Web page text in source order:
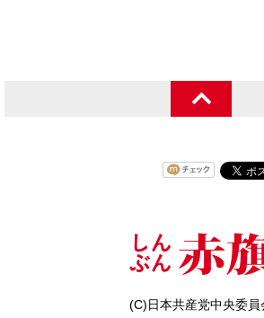
(C)日本共産党中央委員